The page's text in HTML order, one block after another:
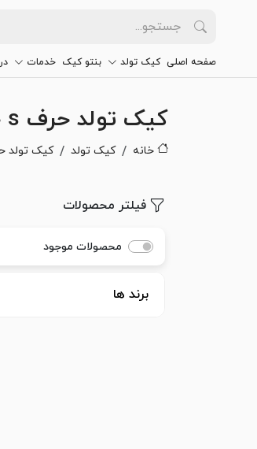
صفحه اصلی کیک تولد بنتو کیک خدمات
کیک تولد حرف s خاص، شیک و سفارشی
خانه کیک تولد کیک تولد
فیلتر محصولات
محصولات موجود
برند ها